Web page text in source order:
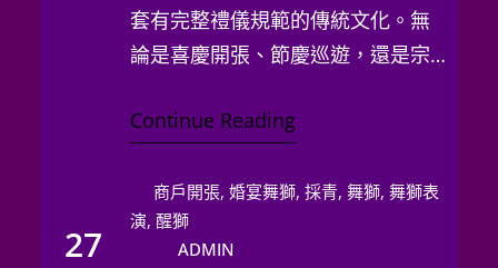
套有完整禮儀規範的傳統文化。無
論是喜慶開張、節慶巡遊，還是宗
Continue Reading
27
商戶開張, 婚宴舞獅, 採青, 舞獅, 舞獅表
演, 醒獅
ADMIN